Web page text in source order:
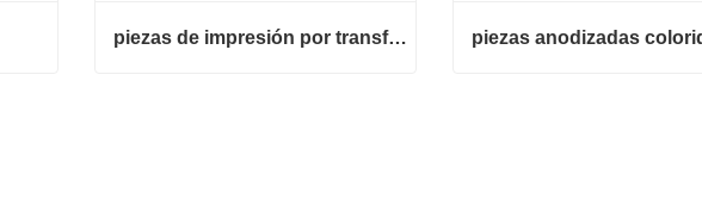
piezas de impresión por transferencia de agua piezas anodizadas